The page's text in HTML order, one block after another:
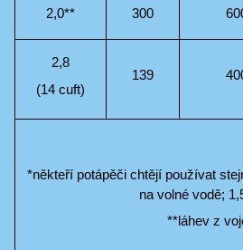
2,0** 300
2,8
(14 cuft)
139
*někteří potápěči chtějí používat
na volné vodě;
**láhev z